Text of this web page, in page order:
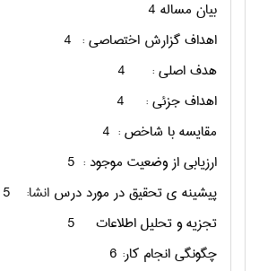
بيان مساله 4
اهداف گزارش اختصاصی : 4
هدف اصلی :
4
اهداف جزئی :
4
مقایسه با شاخص : 4
ارزیابی از وضعیت موجود : 5
پیشینه ی تحقیق در مورد درس انشا:
5
تجزیه و تحلیل اطلاعات
5
چگونگی انجام کار: 6